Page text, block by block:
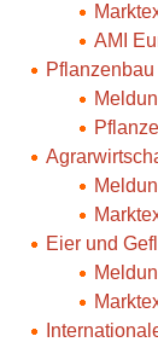
AMI
Pflanzenbau
Eier und